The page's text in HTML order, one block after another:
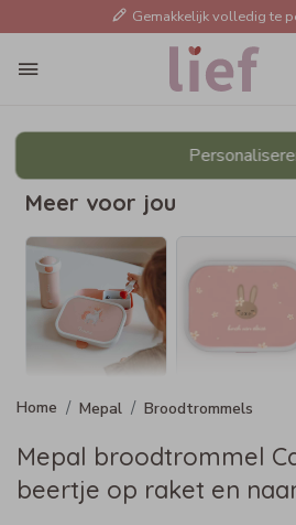
Gemakkelijk volledig te
Meer voor jou
Mepal Broodtrommels
Mepal broodtrommel
beertje op raket en